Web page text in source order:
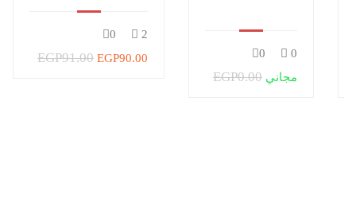
2
0
EGP91.00 EGP90.00 0
0
EGP0.00 مجاني